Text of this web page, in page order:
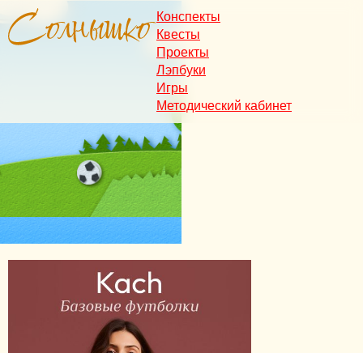
Конспекты
Квесты
Проекты
Лэпбуки
Игры
Методический кабинет